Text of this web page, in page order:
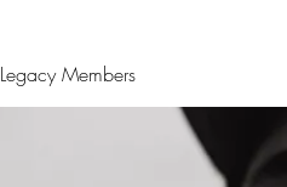
Legacy Members